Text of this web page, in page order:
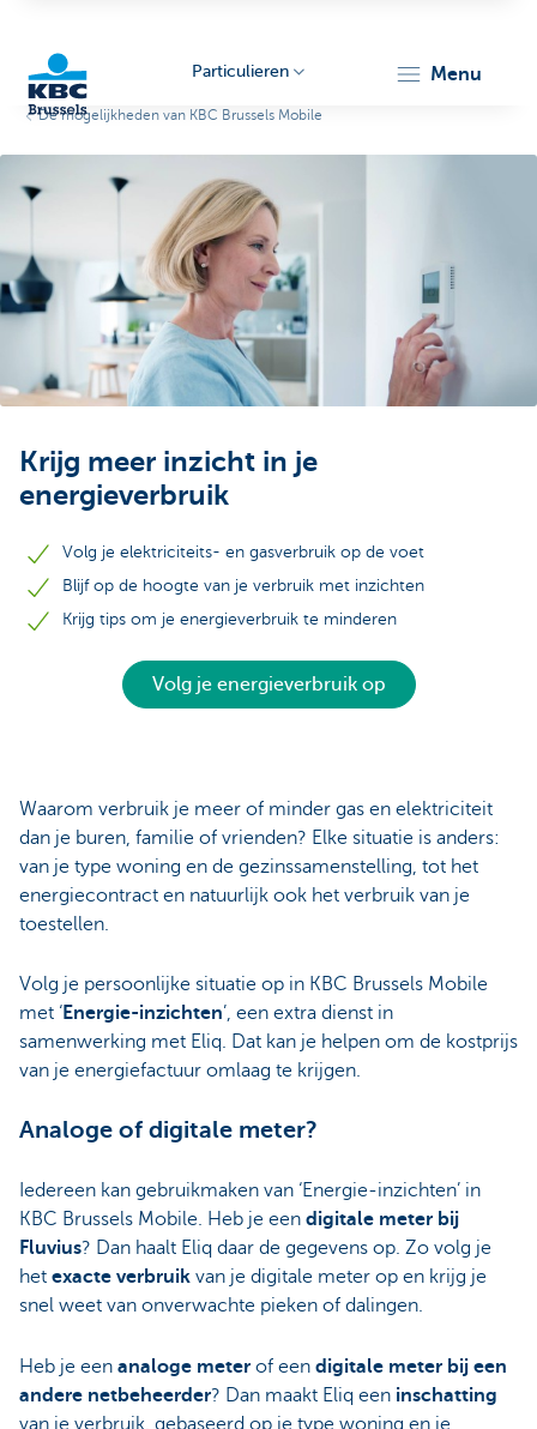
Particulieren menu
De mogelijkheden van KBC Brussels Mobile
Krijg meer inzicht in je
energieverbruik
Volg je elektriciteits- en gasverbruik op de voet
Blijf op de hoogte van je verbruik met inzichten
Krijg tips om je energieverbruik te minderen
Volg je energieverbruik op
Waarom verbruik je meer of minder gas en elektriciteit
dan je buren, familie of vrienden? Elke situatie is anders:
van je type woning en de gezinssamenstelling, tot het
energiecontract en natuurlijk ook het verbruik van je
toestellen.
Volg je persoonlijke situatie op in KBC Brussels Mobile
met ‘Energie-inzichten’, een extra dienst in
samenwerking met Eliq. Dat kan je helpen om de kostprijs
van je energiefactuur omlaag te krijgen.
Analoge of digitale meter?
Iedereen kan gebruikmaken van ‘Energie-inzichten’ in
KBC Brussels Mobile. Heb je een digitale meter bij
Fluvius? Dan haalt Eliq daar de gegevens op. Zo volg je
het exacte verbruik van je digitale meter op en krijg je
snel weet van onverwachte pieken of dalingen.
Heb je een analoge meter of een digitale meter bij een
andere netbeheerder? Dan maakt Eliq een inschatting
van je verbruik, gebaseerd op je type woning en je